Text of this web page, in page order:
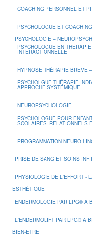
COACHING PERSONNEL ET
PSYCHOLOGUE ET
PSYCHOLOGIE –
PSYCHOLOGUE EN
INTERACTIONNELLE
HYPNOSE THÉRAPIE BRÈVE
PSYCHOLGUE THÉRAPIE
APPROCHE SYSTÉMIQUE
NEUROPSYCHOLOGIE
PSYCHOLOGUE POUR
SCOLAIRES, RELATIONNELS
PROGRAMMATION NEURO
PRISE DE SANG ET SOINS
PHYSIOLOGIE DE L'EFFORT -
ESTHÉTIQUE
ENDERMOLOGIE PAR LPG® À
L'ENDERMOLIFT PAR LPG® À
BIEN-ÊTRE